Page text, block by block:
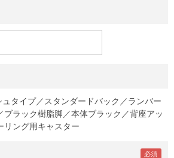
タイプ／スタンダードバック／ランバー
ブラック樹脂脚／本体ブラック／背座アッ
リング用キャスター